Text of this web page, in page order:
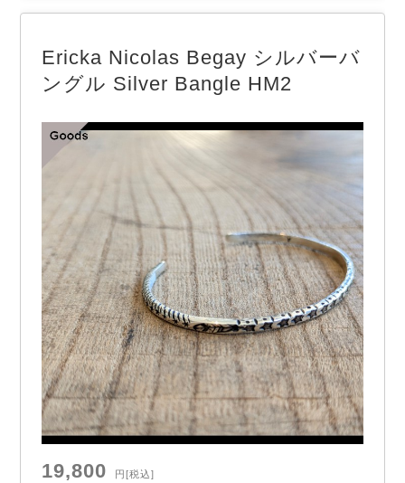
法で仕上げたオイルドレザーを使用したベルト。
れる密度の濃い革を使用していて強度も高く、使っ
てい…
Ericka Nicolas Begay シルバーバ
ングル Silver Bangle HM2
19,800 円[税込]